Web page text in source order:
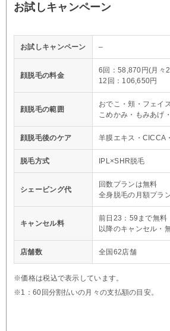
お試しキャンペーン
お試しキャンペーン –
顔脱毛の料金
6回：58,870円(月々
12回：106,650円
顔脱毛の範囲
おでこ・頬・フェイ
こめかみ・もみあげ
顔脱毛後のケア 羊膜エキス・CICCA
脱毛方式 IPL×SHR脱毛
シェービング代
回数プランは無料
全身脱毛の月額プラ
キャンセル料
前日23：59まで無料
以降のキャンセル・
店舗数 全国62店舗
※価格は税込で表示しています。
※1：60回分割払いの月々の支払額の目安。